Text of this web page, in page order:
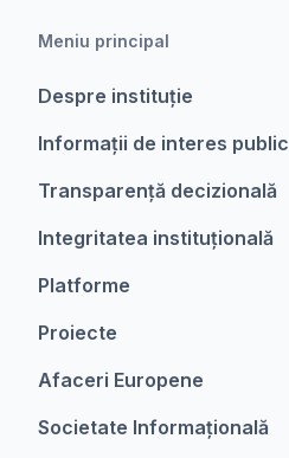
Meniu principal
Despre instituție
Informații de interes public
Transparență decizională
Integritatea instituțională
Platforme
Proiecte
Afaceri Europene
Societate Informațională